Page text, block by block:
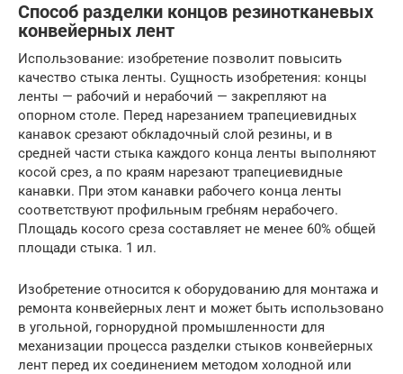
Способ разделки концов резинотканевых
конвейерных лент
Использование: изобретение позволит повысить
качество стыка ленты. Сущность изобретения: концы
ленты — рабочий и нерабочий — закрепляют на
опорном столе. Перед нарезанием трапециевидных
канавок срезают обкладочный слой резины, и в
средней части стыка каждого конца ленты выполняют
косой срез, а по краям нарезают трапециевидные
канавки. При этом канавки рабочего конца ленты
соответствуют профильным гребням нерабочего.
Площадь косого среза составляет не менее 60% общей
площади стыка. 1 ил.
Изобретение относится к оборудованию для монтажа и
ремонта конвейерных лент и может быть использовано
в угольной, горнорудной промышленности для
механизации процесса разделки стыков конвейерных
лент перед их соединением методом холодной или